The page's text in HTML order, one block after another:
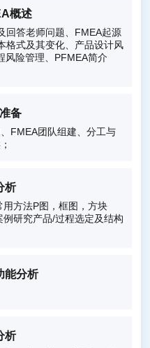
概述
回答老师问题、FMEA起源
格式及其变化、产品设计风
风险管理、PFMEA简介
备
FMEA团队组建、分工与
析
方法P图，框图，方块
研究产品/过程选定及结构
能分析
析